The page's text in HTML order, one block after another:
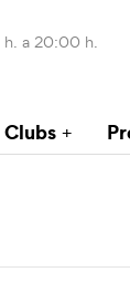
a 20:00 h.
Clubs